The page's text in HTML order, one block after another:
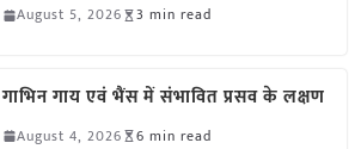
August 5, 2026 3 min read
गाभिन गाय एवं भैंस में संभावित प्रसव के लक्षण
August 4, 2026 6 min read